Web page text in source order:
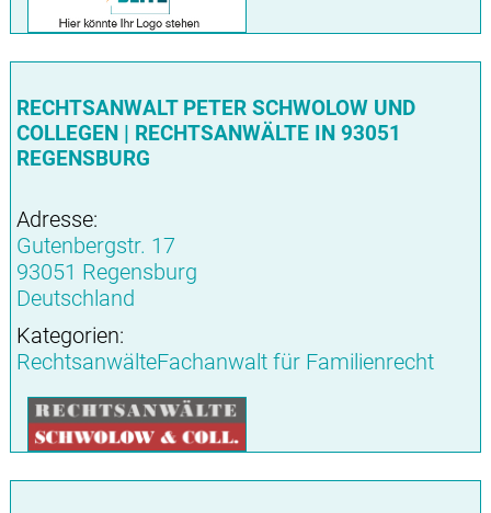
RECHTSANWALT PETER SCHWOLOW UND
COLLEGEN | RECHTSANWÄLTE IN 93051
REGENSBURG
Adresse:
Gutenbergstr. 17
93051 Regensburg
Deutschland
Kategorien:
RechtsanwälteFachanwalt für Familienrecht